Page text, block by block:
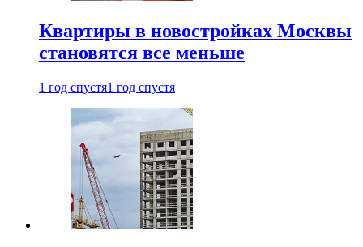
Квартиры в новостройках Москвы
становятся все меньше
1 год спустя1 год спустя